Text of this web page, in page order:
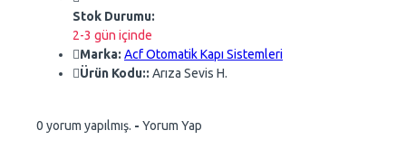
Stok Durumu:
2-3 gün içinde
Marka: Acf Otomatik Kapı Sistemleri
Ürün Kodu:: Arıza Sevis H.
0 yorum yapılmış. - Yorum Yap